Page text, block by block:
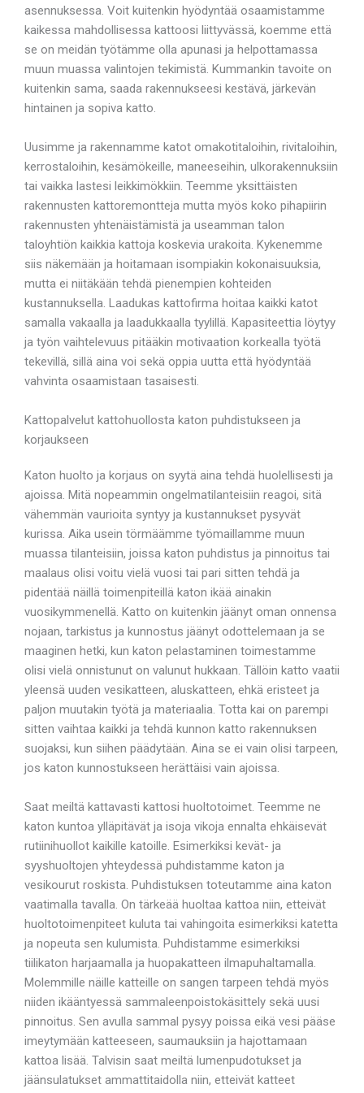
asennuksessa. Voit kuitenkin hyödyntää osaamistamme
kaikessa mahdollisessa kattoosi liittyvässä, koemme että
se on meidän työtämme olla apunasi ja helpottamassa
muun muassa valintojen tekimistä. Kummankin tavoite on
kuitenkin sama, saada rakennukseesi kestävä, järkevän
hintainen ja sopiva katto.
Uusimme ja rakennamme katot omakotitaloihin, rivitaloihin,
kerrostaloihin, kesämökeille, maneeseihin, ulkorakennuksiin
tai vaikka lastesi leikkimökkiin. Teemme yksittäisten
rakennusten kattoremontteja mutta myös koko pihapiirin
rakennusten yhtenäistämistä ja useamman talon
taloyhtiön kaikkia kattoja koskevia urakoita. Kykenemme
siis näkemään ja hoitamaan isompiakin kokonaisuuksia,
mutta ei niitäkään tehdä pienempien kohteiden
kustannuksella. Laadukas kattofirma hoitaa kaikki katot
samalla vakaalla ja laadukkaalla tyylillä. Kapasiteettia löytyy
ja työn vaihtelevuus pitääkin motivaation korkealla työtä
tekevillä, sillä aina voi sekä oppia uutta että hyödyntää
vahvinta osaamistaan tasaisesti.
Kattopalvelut kattohuollosta katon puhdistukseen ja
korjaukseen
Katon huolto ja korjaus on syytä aina tehdä huolellisesti ja
ajoissa. Mitä nopeammin ongelmatilanteisiin reagoi, sitä
vähemmän vaurioita syntyy ja kustannukset pysyvät
kurissa. Aika usein törmäämme työmaillamme muun
muassa tilanteisiin, joissa katon puhdistus ja pinnoitus tai
maalaus olisi voitu vielä vuosi tai pari sitten tehdä ja
pidentää näillä toimenpiteillä katon ikää ainakin
vuosikymmenellä. Katto on kuitenkin jäänyt oman onnensa
nojaan, tarkistus ja kunnostus jäänyt odottelemaan ja se
maaginen hetki, kun katon pelastaminen toimestamme
olisi vielä onnistunut on valunut hukkaan. Tällöin katto vaatii
yleensä uuden vesikatteen, aluskatteen, ehkä eristeet ja
paljon muutakin työtä ja materiaalia. Totta kai on parempi
sitten vaihtaa kaikki ja tehdä kunnon katto rakennuksen
suojaksi, kun siihen päädytään. Aina se ei vain olisi tarpeen,
jos katon kunnostukseen herättäisi vain ajoissa.
Saat meiltä kattavasti kattosi huoltotoimet. Teemme ne
katon kuntoa ylläpitävät ja isoja vikoja ennalta ehkäisevät
rutiinihuollot kaikille katoille. Esimerkiksi kevät- ja
syyshuoltojen yhteydessä puhdistamme katon ja
vesikourut roskista. Puhdistuksen toteutamme aina katon
vaatimalla tavalla. On tärkeää huoltaa kattoa niin, etteivät
huoltotoimenpiteet kuluta tai vahingoita esimerkiksi katetta
ja nopeuta sen kulumista. Puhdistamme esimerkiksi
tiilikaton harjaamalla ja huopakatteen ilmapuhaltamalla.
Molemmille näille katteille on sangen tarpeen tehdä myös
niiden ikääntyessä sammaleenpoistokäsittely sekä uusi
pinnoitus. Sen avulla sammal pysyy poissa eikä vesi pääse
imeytymään katteeseen, saumauksiin ja hajottamaan
kattoa lisää. Talvisin saat meiltä lumenpudotukset ja
jäänsulatukset ammattitaidolla niin, etteivät katteet